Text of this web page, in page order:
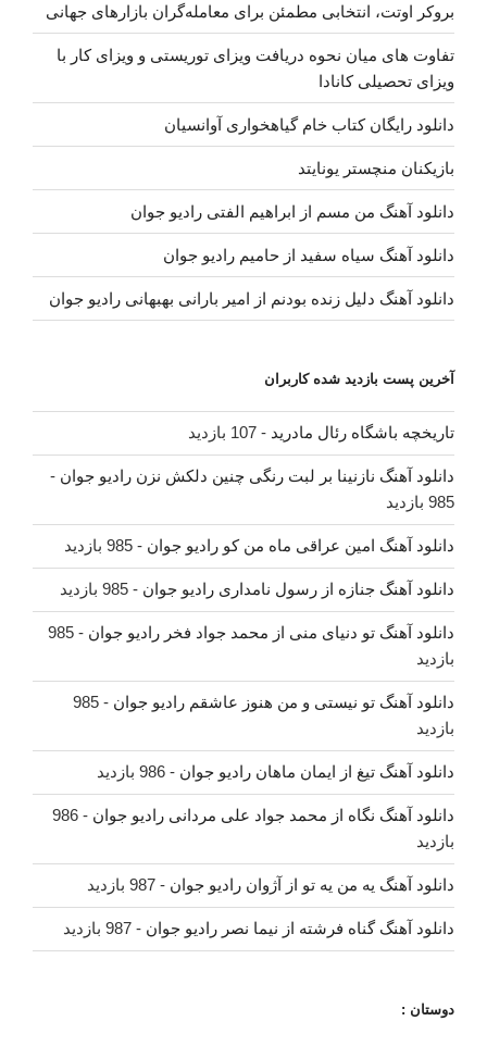
بروکر اوتت، انتخابی مطمئن برای معامله‌گران بازارهای جهانی
تفاوت های میان نحوه دریافت ویزای توریستی و ویزای کار با
ویزای تحصیلی کانادا
دانلود رایگان کتاب خام گیاهخواری آوانسیان
بازیکنان منچستر یونایتد
دانلود آهنگ من مسم از ابراهیم الفتی رادیو جوان
دانلود آهنگ سیاه سفید از حامیم رادیو جوان
دانلود آهنگ دلیل زنده بودنم از امیر بارانی بهبهانی رادیو جوان
آخرین پست بازدید شده کاربران
تاریخچه باشگاه رئال مادرید - 107 بازدید
دانلود آهنگ نازنینا بر لبت رنگی چنین دلکش نزن رادیو جوان -
985 بازدید
دانلود آهنگ امین عراقی ماه من کو رادیو جوان - 985 بازدید
دانلود آهنگ جنازه از رسول نامداری رادیو جوان - 985 بازدید
دانلود آهنگ تو دنیای منی از محمد جواد فخر رادیو جوان
- 985
بازدید
دانلود آهنگ تو نیستی و من هنوز عاشقم رادیو جوان
- 985
بازدید
دانلود آهنگ تیغ از ایمان ماهان رادیو جوان - 986 بازدید
دانلود آهنگ نگاه از محمد جواد علی مردانی رادیو جوان
- 986
بازدید
دانلود آهنگ یه من یه تو از آژوان رادیو جوان - 987 بازدید
دانلود آهنگ گناه فرشته از نیما نصر رادیو جوان - 987 بازدید
دوستان :